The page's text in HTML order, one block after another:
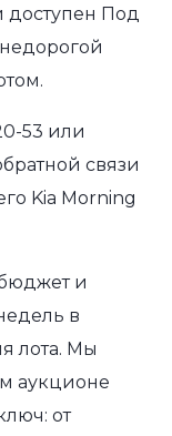
доступен Под
53 или
связи
Kia Morning
и
в
лота. Мы
аукционе
от